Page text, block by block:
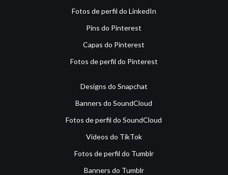
Fotos de perfil do LinkedIn
Pins do Pinterest
Capas do Pinterest
Fotos de perfil do Pinterest
Designs do Snapchat
Banners do SoundCloud
Fotos de perfil do SoundCloud
Vídeos do TikTok
Fotos de perfil do Tumblr
Banners do Tumblr